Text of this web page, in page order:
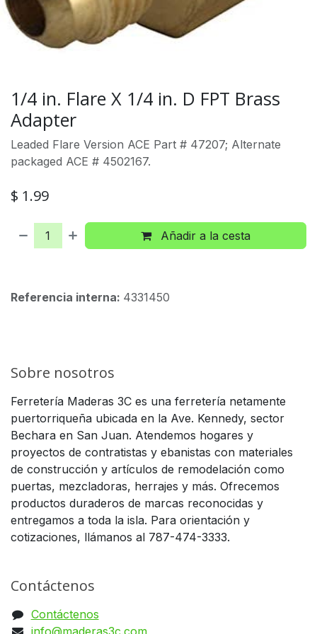
1/4 in. Flare X 1/4 in. D FPT Brass
Adapter
Leaded Flare Version ACE Part # 47207; Alternate
packaged ACE # 4502167.
$ 1.99
Añadir a la cesta
Referencia interna: 4331450
Sobre nosotros
Ferretería Maderas 3C es una ferretería netamente
puertorriqueña ubicada en la Ave. Kennedy, sector
Bechara en San Juan. Atendemos hogares y
proyectos de contratistas y ebanistas con materiales
de construcción y artículos de remodelación como
puertas, mezcladoras, herrajes y más. Ofrecemos
productos duraderos de marcas reconocidas y
entregamos a toda la isla. Para orientación y
cotizaciones, llámanos al 787-474-3333.
Contáctenos
Contáctenos